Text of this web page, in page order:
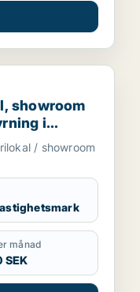
eller
showroom
i
/ showroom
månad
SEK